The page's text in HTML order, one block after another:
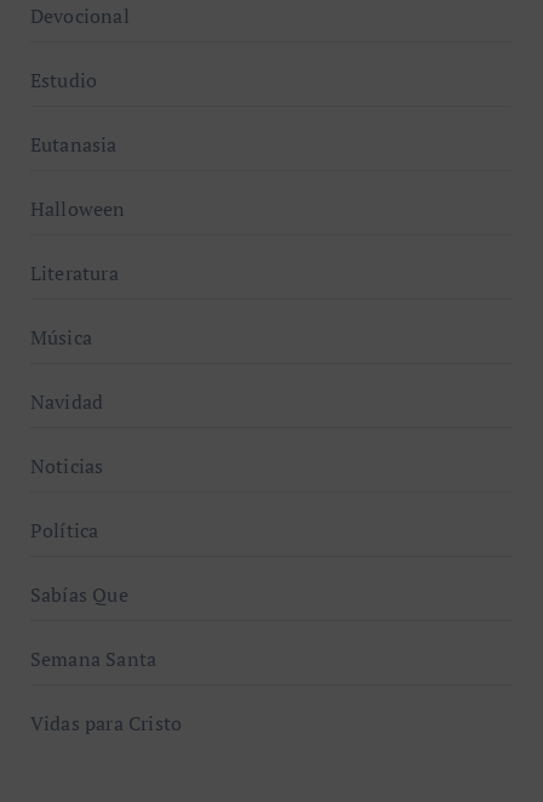
Devocional
Estudio
Eutanasia
Halloween
Literatura
Música
Navidad
Noticias
Política
Sabías Que
Semana Santa
Vidas para Cristo